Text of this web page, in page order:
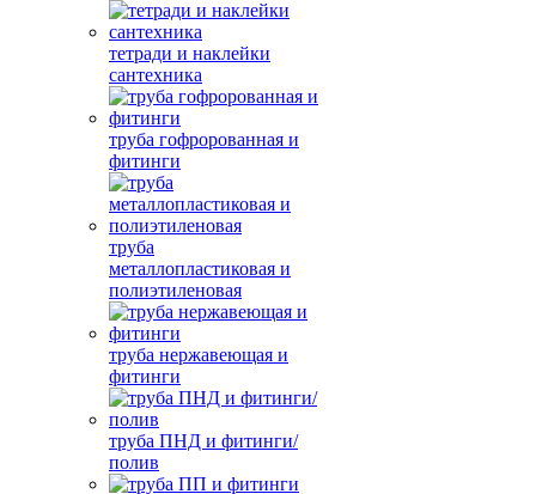
тетради и наклейки
сантехника
труба гофророванная и
фитинги
труба
металлопластиковая и
полиэтиленовая
труба нержавеющая и
фитинги
труба ПНД и фитинги/
полив